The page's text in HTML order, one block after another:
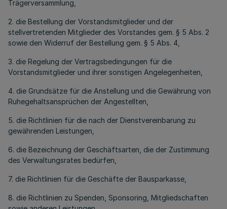
Trägerversammlung,
2. die Bestellung der Vorstandsmitglieder und der
stellvertretenden Mitglieder des Vorstandes gem. § 5 Abs. 2
sowie den Widerruf der Bestellung gem. § 5 Abs. 4,
3. die Regelung der Vertragsbedingungen für die
Vorstandsmitglieder und ihrer sonstigen Angelegenheiten,
4. die Grundsätze für die Anstellung und die Gewährung von
Ruhegehaltsansprüchen der Angestellten,
5. die Richtlinien für die nach der Dienstvereinbarung zu
gewährenden Leistungen,
6. die Bezeichnung der Geschäftsarten, die der Zustimmung
des Verwaltungsrates bedürfen,
7. die Richtlinien für die Geschäfte der Bausparkasse,
8. die Richtlinien zu Spenden, Sponsoring, Mitgliedschaften